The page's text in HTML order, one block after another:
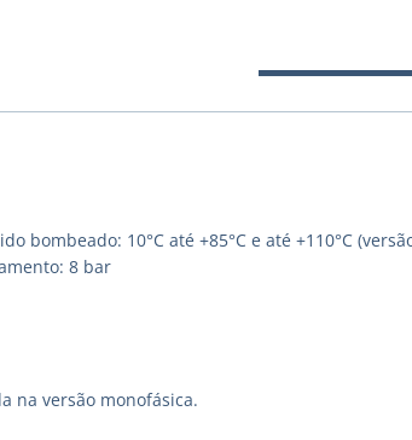
bombeado: 10°C até +85°C e até +110°C
8 bar
na versão monofásica.